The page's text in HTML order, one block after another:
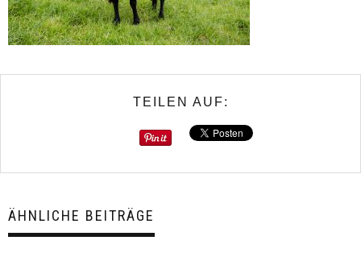
TEILEN AUF:
ÄHNLICHE BEITRÄGE